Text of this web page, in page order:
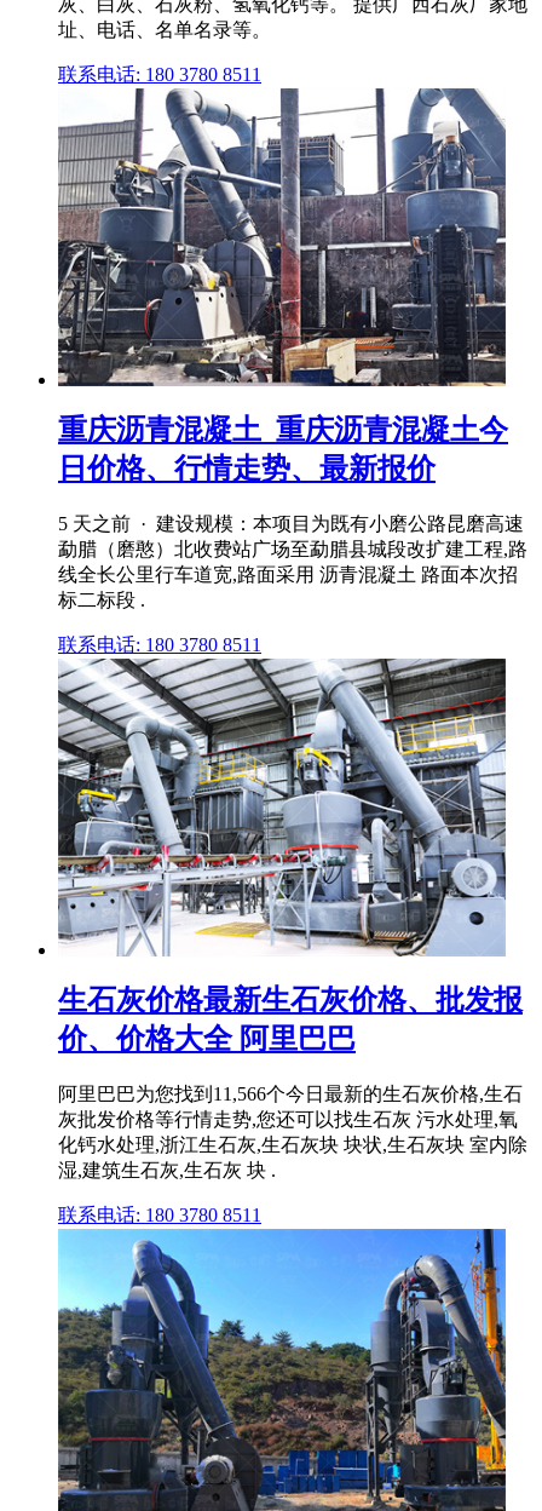
灰、白灰、石灰粉、氢氧化钙等。 提供广西石灰厂家地
址、电话、名单名录等。
联系电话: 180 3780 8511
重庆沥青混凝土_重庆沥青混凝土今
日价格、行情走势、最新报价
5 天之前 · 建设规模：本项目为既有小磨公路昆磨高速
勐腊（磨憨）北收费站广场至勐腊县城段改扩建工程,路
线全长公里行车道宽,路面采用 沥青混凝土 路面本次招
标二标段 .
联系电话: 180 3780 8511
生石灰价格最新生石灰价格、批发报
价、价格大全 阿里巴巴
阿里巴巴为您找到11,566个今日最新的生石灰价格,生石
灰批发价格等行情走势,您还可以找生石灰 污水处理,氧
化钙水处理,浙江生石灰,生石灰块 块状,生石灰块 室内除
湿,建筑生石灰,生石灰 块 .
联系电话: 180 3780 8511